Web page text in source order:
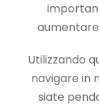
Utilizzando
navigare in
siate